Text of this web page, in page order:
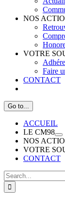
NOS
VOTRE
Faire
CONTACT
Go to...
ACCUEIL
LE CM98
NOS
VOTRE
CONTACT
Search
for: